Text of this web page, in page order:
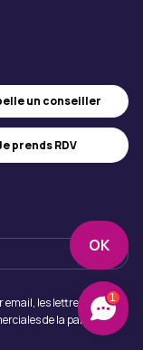
un conseiller
prends RDV
les lettres
de la part de LP
1